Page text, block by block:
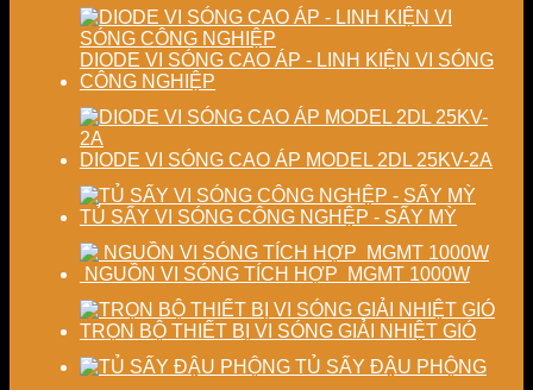
phẩm
nghiệp
DIODE VI SÓNG CAO ÁP - LINH KIỆN VI SÓNG
CÔNG NGHIỆP
DIODE VI SÓNG CAO ÁP MODEL 2DL 25KV-2A
TỦ SẤY VI SÓNG CÔNG NGHỆP - SẤY MỲ
NGUỒN VI SÓNG TÍCH HỢP MGMT 1000W
TRỌN BỘ THIẾT BỊ VI SÓNG GIẢI NHIỆT GIÓ
TỦ SẤY ĐẬU PHỘNG